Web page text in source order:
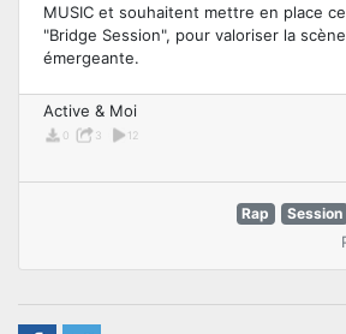
MUSIC et souhaitent mettre en place
"Bridge Session", pour valoriser la
émergeante.
Active & Moi
0 3 12
Rap Session